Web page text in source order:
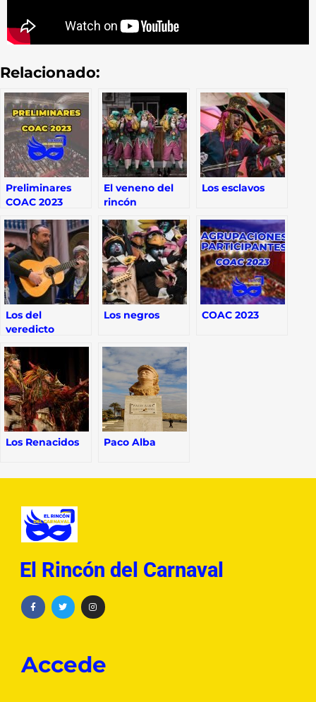
Relacionado:
Preliminares
COAC 2023
El veneno del
rincón
Los esclavos
Los del
veredicto
Los negros COAC 2023
Los Renacidos Paco Alba
El Rincón del Carnaval
Accede